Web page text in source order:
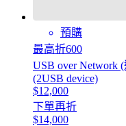
預購
最高折600
USB over Network
(2USB device)
$12,000
下單再折
$14,000